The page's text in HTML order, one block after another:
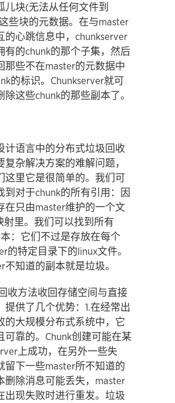
儿块(无法从任何文件到
些块的元数据。在与master
的心跳信息中，chunkserver
有的chunk的那个子集，然后
那些不在master的元数据中
的标识。Chunkserver就可
除这些chunk的那些副本了。
计语言中的分布式垃圾回收
复杂解决方案的难解问题，
这里它是很简单的。我们可
到对于chunk的所有引用：因
在只由master维护的一个文
射里。我们可以找到所有
：它们不过是存放在每个
的特定目录下的linux文件。
不知道的副本就是垃圾。
收方法收回存储空间与直接
提供了几个优势：1.在经常出
的大规模分布式系统中，它
可靠的。Chunk创建可能在某
上成功，在另外一些失
留下一些master所不知道的
删除消息可能丢失，master
出现失败时进行重发。垃圾